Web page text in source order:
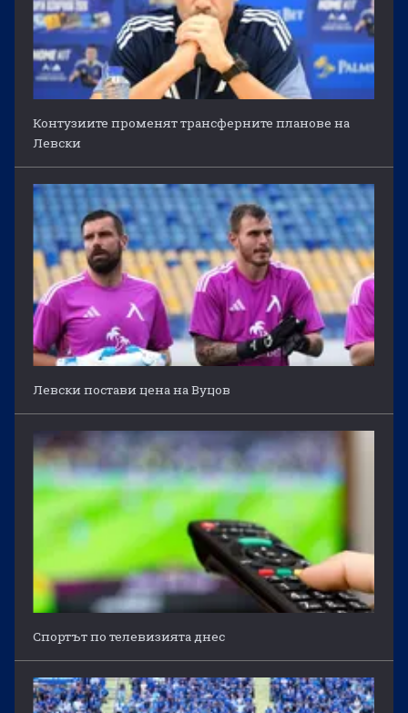
Контузиите променят трансферните планове на
Левски
Левски постави цена на Вуцов
Спортът по телевизията днес